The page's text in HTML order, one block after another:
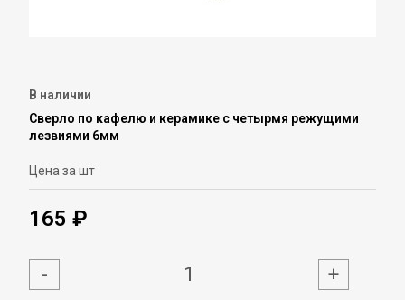
В наличии
Сверло по кафелю и керамике с четырмя режущими
лезвиями 6мм
Цена за шт
165 ₽
- +